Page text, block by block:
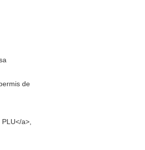
de
a>,